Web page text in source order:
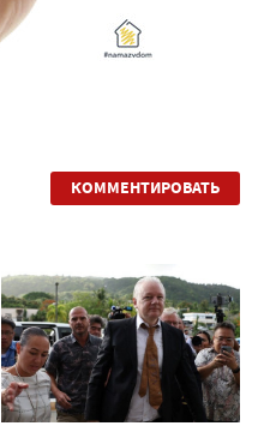
КОММЕНТИРОВАТЬ